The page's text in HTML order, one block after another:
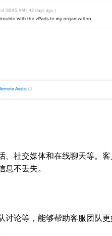
、社交媒体和在线聊天等。
不丢失。
论等，能够帮助客服团队